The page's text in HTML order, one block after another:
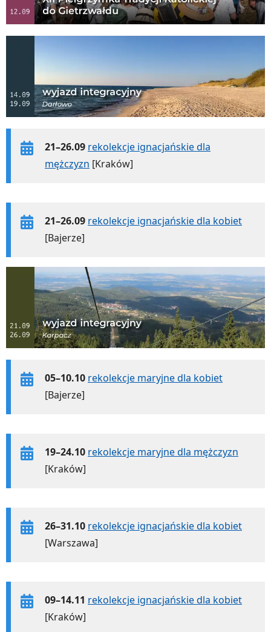
21–26.09 rekolekcje ignacjańskie dla
mężczyzn [Kraków]
21–26.09 rekolekcje ignacjańskie dla kobiet
[Bajerze]
05–10.10 rekolekcje maryjne dla kobiet
[Bajerze]
19–24.10 rekolekcje maryjne dla mężczyzn
[Kraków]
26–31.10 rekolekcje ignacjańskie dla kobiet
[Warszawa]
09–14.11 rekolekcje ignacjańskie dla kobiet
[Kraków]